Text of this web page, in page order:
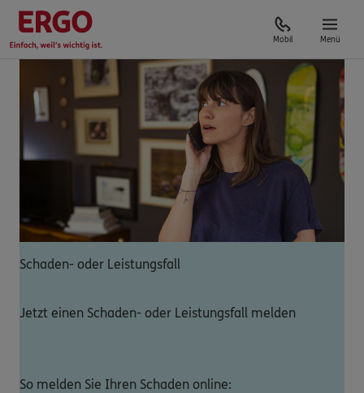
Mobil Menü
Schaden- oder Leistungsfall
Jetzt einen Schaden- oder Leistungsfall melden
So melden Sie Ihren Schaden online: